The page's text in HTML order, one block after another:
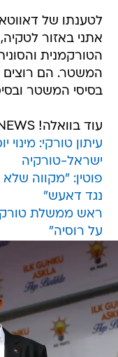
לטענתו של
אתני באזור
הטורקמנית
המשטר. הם רוצים
בסיסי המשטר
עוד בוואלה! NEWS:
עיתון טורקי:
ישראל-טורקיה
פוטין: "מקווה
נגד דאעש"
ראש ממשלת
על רוסיה"